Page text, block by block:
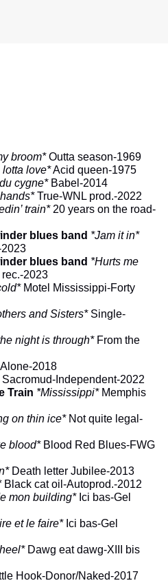
broom*Outta season-1969
lotta love*Acid queen-1975
cygne*Babel-2014
True-WNL prod.-2022
train*20 years on the road-
blues band *Jam it in*
blues band *Hurts me
2023
Motel Mississippi-Forty
and Sisters*Single-
night is through*From the
2018
Sacromud-Independent-2022
Train *Mississippi*Memphis
on thin ice*Not quite legal-
blood*Blood Red Blues-FWG
Death letter Jubilee-2013
Black cat oil-Autoprod.-2012
mon building*Ici bas-Gel
et le faire*Ici bas-Gel
Dawg eat dawg-XIII bis
Hook-Donor/Naked-2017